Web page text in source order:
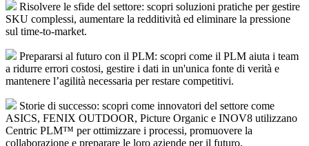
Risolvere le sfide del settore: scopri soluzioni pratiche per gestire
SKU complessi, aumentare la redditività ed eliminare la pressione
sul time-to-market.
Prepararsi al futuro con il PLM: scopri come il PLM aiuta i team
a ridurre errori costosi, gestire i dati in un'unica fonte di verità e
mantenere l’agilità necessaria per restare competitivi.
Storie di successo: scopri come innovatori del settore come
ASICS, FENIX OUTDOOR, Picture Organic e INOV8 utilizzano
Centric PLM™ per ottimizzare i processi, promuovere la
collaborazione e preparare le loro aziende per il futuro.